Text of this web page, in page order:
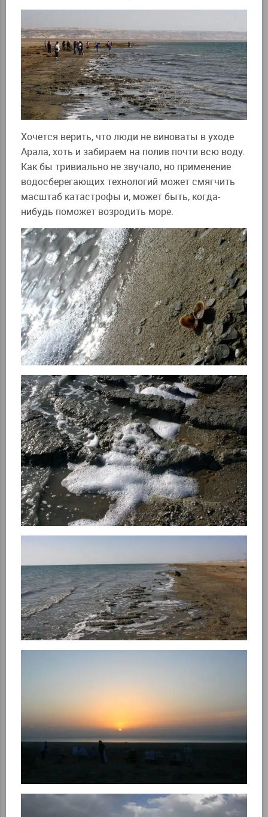
Хочется верить, что люди не виноваты в уходе
Арала, хоть и забираем на полив почти всю воду.
Как бы тривиально не звучало, но применение
водосберегающих технологий может смягчить
масштаб катастрофы и, может быть, когда-
нибудь поможет возродить море.